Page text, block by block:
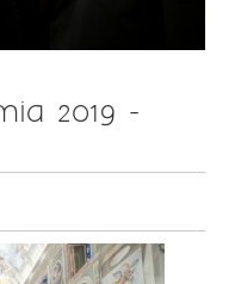
2019 -